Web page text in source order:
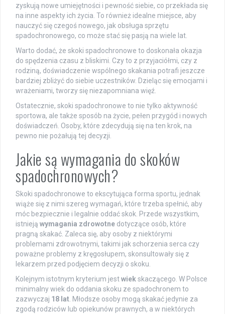
zyskują nowe umiejętności i pewność siebie, co przekłada się
na inne aspekty ich życia. To również idealne miejsce, aby
nauczyć się czegoś nowego, jak obsługa sprzętu
spadochronowego, co może stać się pasją na wiele lat.
Warto dodać, że skoki spadochronowe to doskonała okazja
do spędzenia czasu z bliskimi. Czy to z przyjaciółmi, czy z
rodziną, doświadczenie wspólnego skakania potrafi jeszcze
bardziej zbliżyć do siebie uczestników. Dzieląc się emocjami i
wrażeniami, tworzy się niezapomniana więź.
Ostatecznie, skoki spadochronowe to nie tylko aktywność
sportowa, ale także sposób na życie, pełen przygód i nowych
doświadczeń. Osoby, które zdecydują się na ten krok, na
pewno nie pożałują tej decyzji.
Jakie są wymagania do skoków
spadochronowych?
Skoki spadochronowe to ekscytująca forma sportu, jednak
wiąże się z nimi szereg wymagań, które trzeba spełnić, aby
móc bezpiecznie i legalnie oddać skok. Przede wszystkim,
istnieją wymagania zdrowotne dotyczące osób, które
pragną skakać. Zaleca się, aby osoby z niektórymi
problemami zdrowotnymi, takimi jak schorzenia serca czy
poważne problemy z kręgosłupem, skonsultowały się z
lekarzem przed podjęciem decyzji o skoku.
Kolejnym istotnym kryterium jestwiekskaczącego. W Polsce
minimalny wiek do oddania skoku ze spadochronem to
zazwyczaj 18 lat . Młodsze osoby mogą skakać jedynie za
zgodą rodziców lub opiekunów prawnych, a w niektórych